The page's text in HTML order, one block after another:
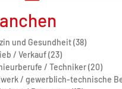
und Gesundheit (38)
/ Verkauf (23)
/ Techniker (20)